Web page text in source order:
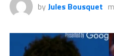
by Jules Bousquet